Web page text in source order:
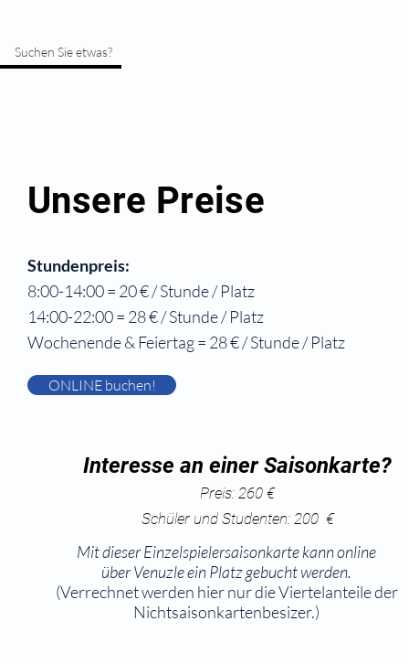
Suchen Sie etwas?
Unsere Preise
Stundenpreis:
8:00-14:00 = 20 € / Stunde / Platz
14:00-22:00 = 28 € / Stunde / Platz
Wochenende & Feiertag = 28 € / Stunde / Platz
ONLINE buchen!
Interesse an einer Saisonkarte?
Preis: 260 €
Schüler und Studenten: 200 €
Mit dieser Einzelspielersaisonkarte kann online
über Venuzle ein Platz gebucht werden.
(Verrechnet werden hier nur die Viertelanteile der
Nichtsaisonkartenbesizer.)